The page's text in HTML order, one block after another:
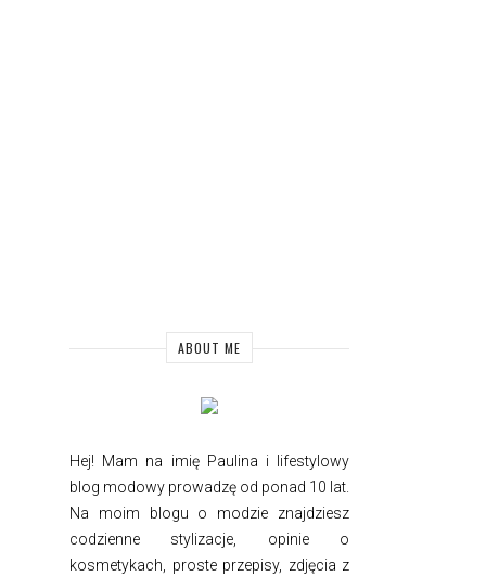
ABOUT ME
Hej! Mam na imię Paulina i
lifestylowy
blog modowy prowadzę od ponad 10 lat.
Na moim blogu o modzie znajdziesz
codzienne stylizacje, opinie o
kosmetykach, proste przepisy, zdjęcia z